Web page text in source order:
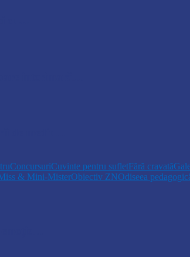
ConcursuriCuvinte pentru sufletFără cravată
& Mini-MisterObiectiv ZNOdiseea